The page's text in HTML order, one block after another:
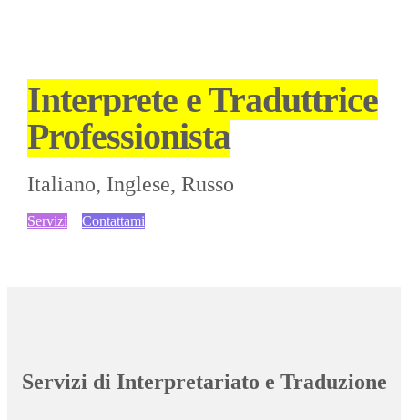
Interprete e Traduttrice
Professionista
Italiano, Inglese, Russo
Servizi Contattami
Servizi di Interpretariato e Traduzione